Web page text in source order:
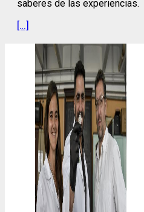
saberes de las experiencias.
[…]